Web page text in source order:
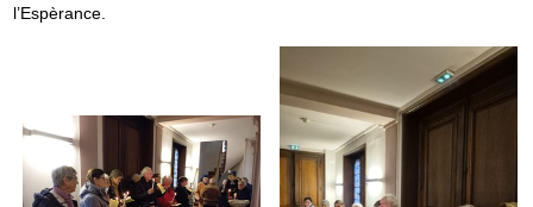
l’Espèrance.